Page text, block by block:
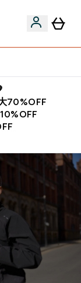
70%OFF